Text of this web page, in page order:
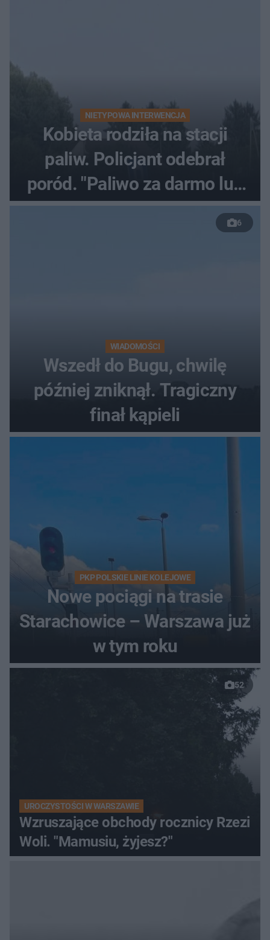
NIETYPOWA INTERWENCJA
Kobieta rodziła na stacji
paliw. Policjant odebrał
poród. "Paliwo za darmo lub
50 %!"
6
WIADOMOŚCI
Wszedł do Bugu, chwilę
później zniknął. Tragiczny
finał kąpieli
PKP POLSKIE LINIE KOLEJOWE
Nowe pociągi na trasie
Starachowice – Warszawa już
w tym roku
52
UROCZYSTOŚCI W WARSZAWIE
Wzruszające obchody rocznicy Rzezi
Woli. "Mamusiu, żyjesz?"